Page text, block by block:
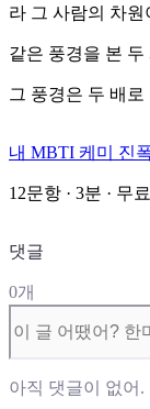
라 그 사람의 차
같은 풍경을 본 두
그 풍경은 두 배로
내 MBTI 케미 진
12문항 · 3분 · 무료
댓글
0개
아직 댓글이 없어